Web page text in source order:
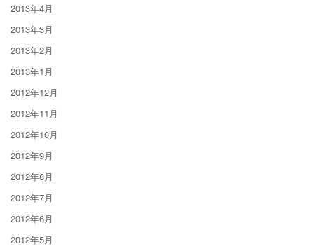
2013年4月
2013年3月
2013年2月
2013年1月
2012年12月
2012年11月
2012年10月
2012年9月
2012年8月
2012年7月
2012年6月
2012年5月